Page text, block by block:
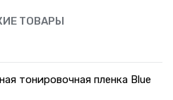
ТОВАРЫ
тонировочная пленка Blue